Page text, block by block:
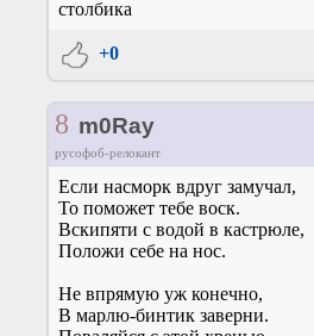
столбика
+0
8 m0Ray
русофоб-релокант
Если насморк вдруг замучал,
То поможет тебе воск.
Вскипяти с водой в кастрюле,
Положи себе на нос.
Не впрямую уж конечно,
В марлю-бинтик заверни.